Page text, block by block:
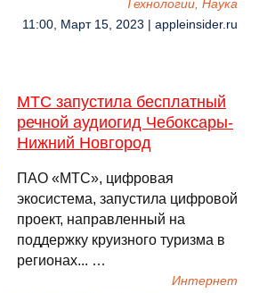
Технологии, Наука
11:00, Март 15, 2023 | appleinsider.ru
МТС запустила бесплатный
речной аудиогид Чебоксары-
Нижний Новгород
ПАО «МТС», цифровая
экосистема, запустила цифровой
проект, направленный на
поддержку круизного туризма в
регионах... …
Интернет